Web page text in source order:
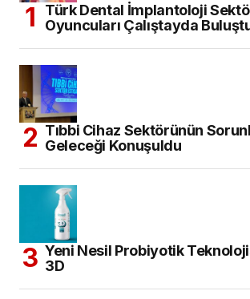
Türk Dental İmplantoloji
Oyuncuları Çalıştayda
Tıbbi Cihaz Sektörünün
Geleceği Konuşuldu
Yeni Nesil Probiyotik
3D